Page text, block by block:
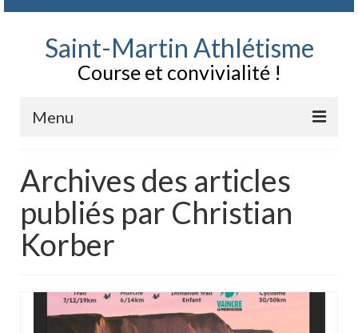
Saint-Martin Athlétisme
Course et convivialité !
Menu
Le Club, qui sommes nous
Documents
Bulletin d’adhésion au Club et règlement SMA
Parcours entrainement
Agenda Chronopale
Archives des articles
publiés par Christian
Korber